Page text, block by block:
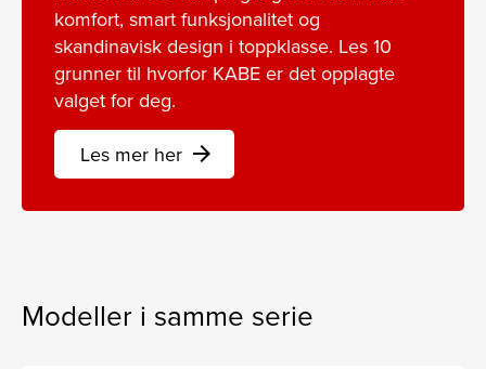
komfort, smart funksjonalitet og
skandinavisk design i toppklasse. Les 10
grunner til hvorfor KABE er det opplagte
valget for deg.
Les mer her arrow_forward
Modeller i samme serie